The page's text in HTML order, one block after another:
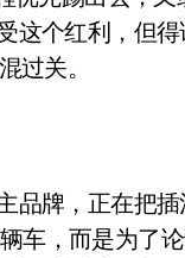
品类增长
这个红利，但
过关。
品牌，正在把
，而是为了论